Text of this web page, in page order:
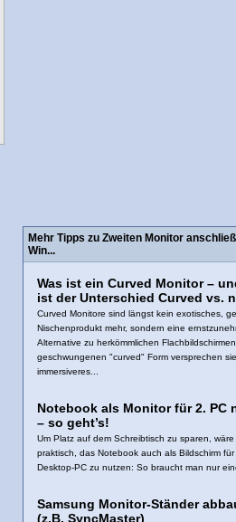
Mehr Tipps zu Zweiten Monitor
Win...
Was ist ein Curved Monitor –
ist der Unterschied Curved vs.
Curved Monitore sind längst kein exotisches,
Nischenprodukt mehr, sondern eine
Alternative zu herkömmlichen
geschwungenen "curved" Form versprechen
immersiveres...
Notebook als Monitor für 2. PC
– so geht’s!
Um Platz auf dem Schreibtisch zu sparen, wäre
praktisch, das Notebook auch als Bildschirm für
Desktop-PC zu nutzen: So braucht man nur
Samsung Monitor-Ständer
(z.B. SyncMaster)